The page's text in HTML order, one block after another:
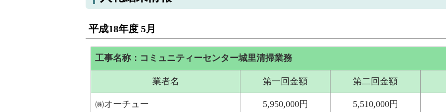
平成18年度 5月
工事名称：コミュニティーセンター城里清掃業務
業者名 第一回金額 第二回金額
㈱オーチュー 5,950,000円 5,510,000円